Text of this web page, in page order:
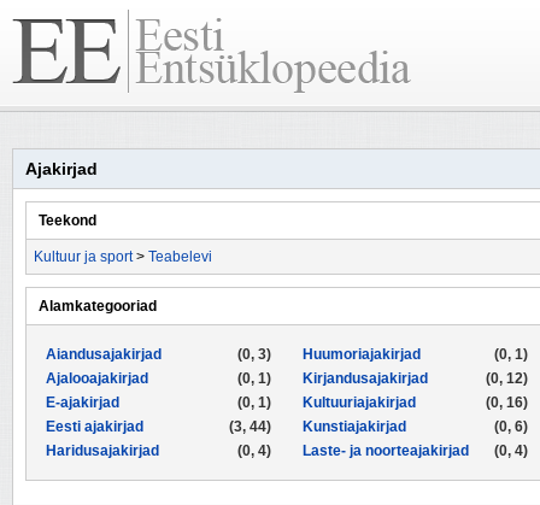
Ajakirjad
Teekond
Kultuur ja sport> Teabelevi
Alamkategooriad
(0, 3)
Aiandusajakirjad
(0, 1)
Ajalooajakirjad
(0, 1)
E-ajakirjad
(3, 44)
Eesti ajakirjad
(0, 4)
Haridusajakirjad
(0, 1)
Huumoriajakirjad
(0, 12)
Kirjandusajakirjad
(0, 16)
Kultuuriajakirjad
(0, 6)
Kunstiajakirjad
(0, 4)
Laste- ja noorteajakirjad